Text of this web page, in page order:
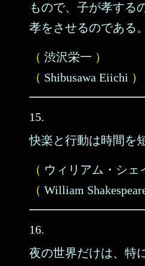
もので、子が孝する
孝をさせるのである。
（ 渋沢栄一 ）
（ Shibusawa Eiichi ）
15.
快楽と行動は時間を
（ ウィリアム・シェ
（ William
16.
夜の世界だけは、特